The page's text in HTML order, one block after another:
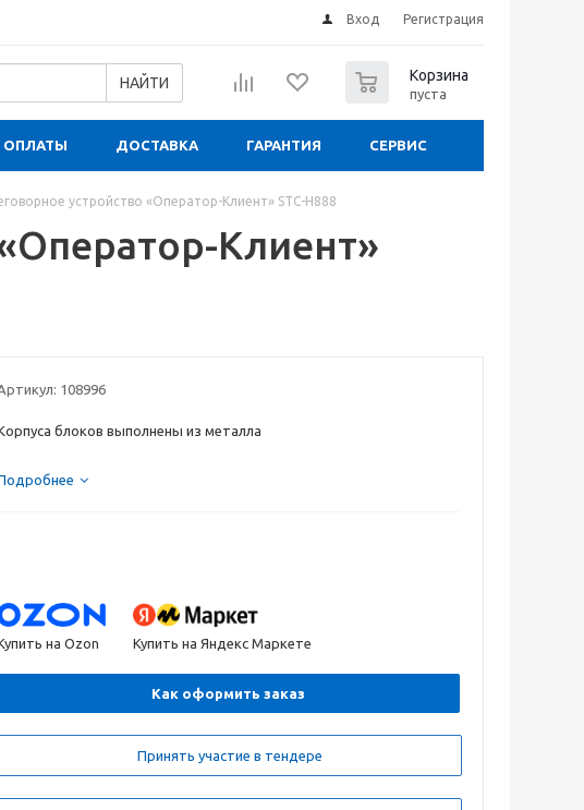
Вход Регистрация
НАЙТИ Корзина
пуста
ДОСТАВКА ГАРАНТИЯ СЕРВИС
устройство «Оператор-Клиент» STC-H888
Клиент»
108996
блоков выполнены из металла
на Ozon Купить на Яндекс Маркете
Как оформить заказ
Принять участие в тендере